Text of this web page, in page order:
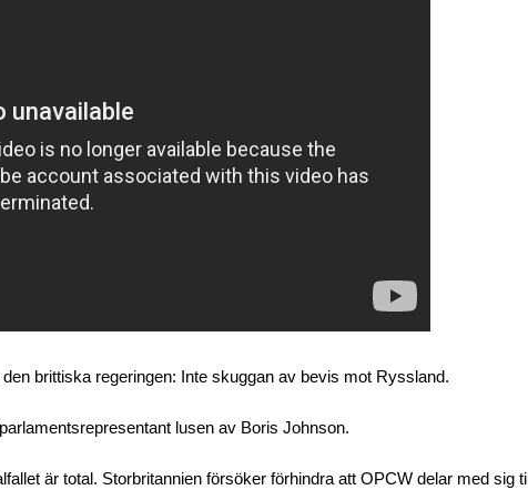
brittiska regeringen: Inte skuggan av bevis mot Ryssland.
lusen av Boris Johnson.
är total. Storbritannien försöker förhindra att OPCW delar med sig till